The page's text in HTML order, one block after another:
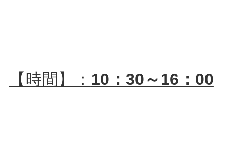
【時間】： 10：30～16：00